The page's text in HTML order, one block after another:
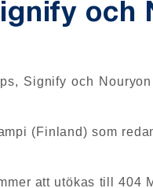
och
Signify och
(Finland) som
att utökas till 404